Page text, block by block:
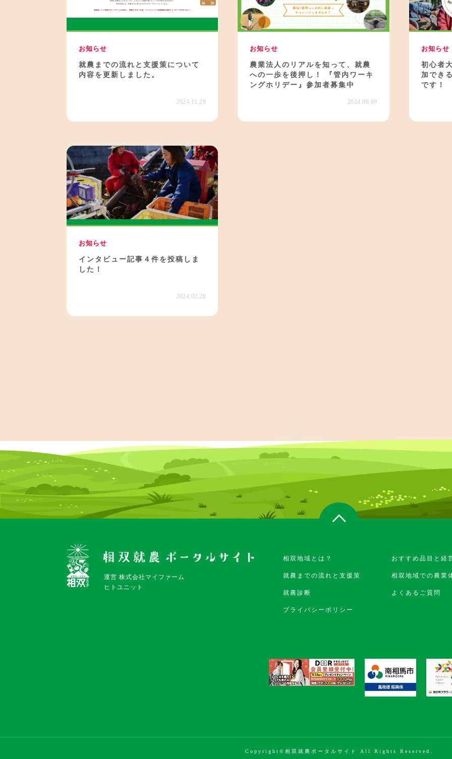
お知らせ
就農までの流れと支援策について
内容を更新しました。
2024.11.29
お知らせ
農業法人のリアルを知って、就農
への一歩を後押し！ 『管内ワーキ
ングホリデー』参加者募集中
2024.08.09
お知らせ
初心者
加でき
です！
お知らせ
インタビュー記事４件を投稿しま
した！
2024.02.28
運営 株式会社マイファーム
ヒトユニット
相双地域とは？ おすすめ品目と経
就農までの流れと支援策 相双地域での農業
就農診断 よくあるご質問
プライバシーポリシー
Copyright©相双就農ポータルサイト All Rights Reserved.